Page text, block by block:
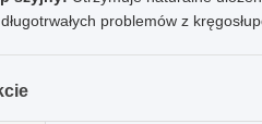
problemów z